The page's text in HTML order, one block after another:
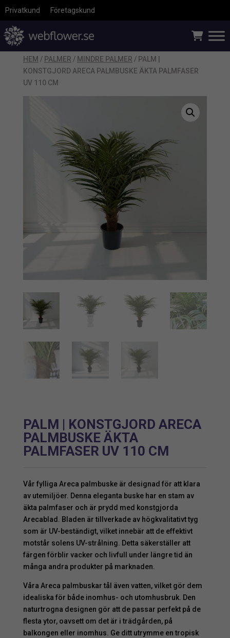
Privatkund Företagskund
HEM / PALMER / MINDRE PALMER / PALM |
KONSTGJORD ARECA PALMBUSKE ÄKTA PALMFASER
UV 110 CM
PALM | KONSTGJORD ARECA
PALMBUSKE ÄKTA
PALMFASER UV 110 CM
Vår fylliga Areca palmbuske är designad för att klara
av utemiljöer. Denna eleganta buske har en stam av
äkta palmfaser och är prydd med konstgjorda
Arecablad. Bladen är tillverkade av högkvalitativt tyg
som är UV-beständigt, vilket innebär att de effektivt
motstår solens UV-strålning. Detta säkerställer att
färgen förblir vacker och livfull under längre tid än
många andra produkter på marknaden.
Våra Areca palmbuskar tål även vatten, vilket gör dem
idealiska för både inomhus- och utomhusbruk. Den
naturtrogna designen gör att de passar perfekt på de
flesta ytor, oavsett om det är i trädgården, på
balkongen eller inomhus. Ge ditt utrymme en tropisk